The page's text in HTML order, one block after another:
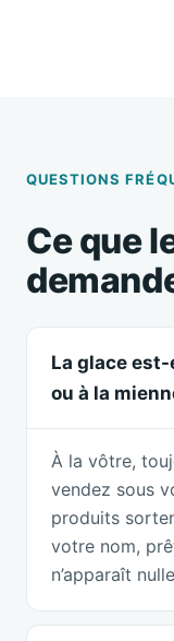
QUESTIONS
Ce que
La glace
ou à la
À la vôtre,
vendez sous
produits
votre nom,
n’apparaît